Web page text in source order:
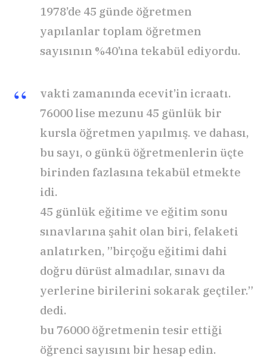
1978’de 45 günde öğretmen
yapılanlar toplam öğretmen
sayısının %40’ına tekabül ediyordu.
vakti zamanında ecevit’in icraatı.
76000 lise mezunu 45 günlük bir
kursla öğretmen yapılmış. ve dahası,
bu sayı, o günkü öğretmenlerin üçte
birinden fazlasına tekabül etmekte
idi.
45 günlük eğitime ve eğitim sonu
sınavlarına şahit olan biri, felaketi
anlatırken, ”birçoğu eğitimi dahi
doğru dürüst almadılar, sınavı da
yerlerine birilerini sokarak geçtiler.”
dedi.
bu 76000 öğretmenin tesir ettiği
öğrenci sayısını bir hesap edin.